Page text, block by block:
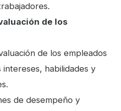
de los
de los empleados
intereses, habilidades y
de desempeño y